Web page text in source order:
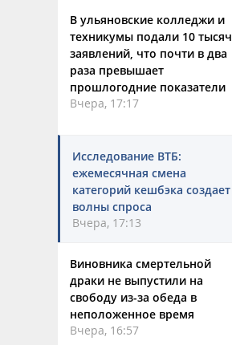
В ульяновские колледжи и
техникумы подали 10 тысяч
заявлений, что почти в два
раза превышает
прошлогодние показатели
Вчера, 17:17
Исследование ВТБ:
ежемесячная смена
категорий кешбэка создает
волны спроса
Вчера, 17:13
Виновника смертельной
драки не выпустили на
свободу из-за обеда в
неположенное время
Вчера, 16:57